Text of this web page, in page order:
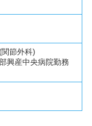
節外科)
興産中央病院勤務